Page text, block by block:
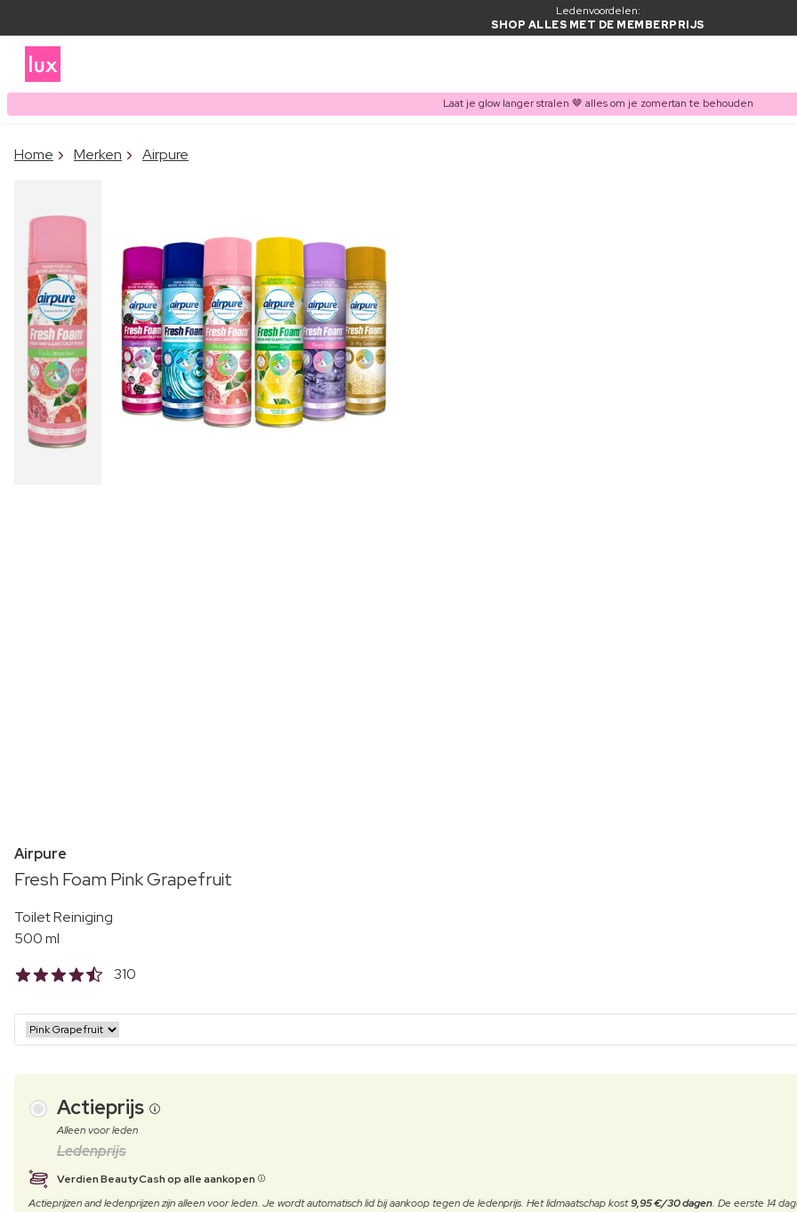
Ledenvoordelen:
SHOP ALLES MET DE MEMBERPRIJS
Laat je glow langer stralen 🤎 alles om je zomertan te behouden
Home Merken Airpure
Airpure
Fresh Foam Pink Grapefruit
Toilet Reiniging
500 ml
310
Actieprijs
Alleen voor leden
Ledenprijs
Verdien BeautyCash op alle aankopen
Actieprijzen and ledenprijzen zijn alleen voor leden. Je wordt automatisch lid bij aankoop tegen de ledenprijs. Het lidmaatschap kost9,95 €/30 dagen. De eerste 14